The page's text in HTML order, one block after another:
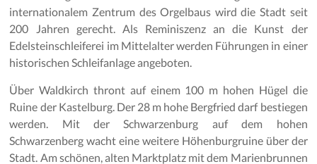
internationalem Zentrum des Orgelbaus wird die Stadt seit
200 Jahren gerecht. Als Reminiszenz an die Kunst der
Edelsteinschleiferei im Mittelalter werden Führungen in einer
historischen Schleifanlage angeboten.
Über Waldkirch thront auf einem 100 m hohen Hügel die
Ruine der Kastelburg. Der 28 m hohe Bergfried darf bestiegen
werden. Mit der Schwarzenburg auf dem hohen
Schwarzenberg wacht eine weitere Höhenburgruine über der
Stadt. Am schönen, alten Marktplatz mit dem Marienbrunnen